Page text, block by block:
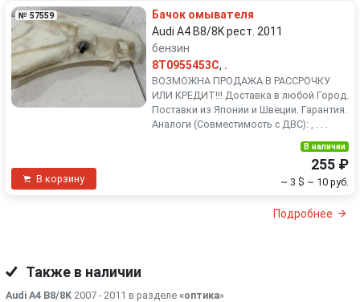
№ 57559
Бачок омывателя
Audi A4 B8/8K рест. 2011
бензин
8T0955453C, .
ВОЗМОЖНА ПРОДАЖА В РАССРОЧКУ
ИЛИ КРЕДИТ!!! Доставка в любой Город.
Поставки из Японии и Швеции. Гарантия.
Аналоги (Совместимость с ДВС): , . . .
В корзину
В наличии
255 ₽
~ 3 $ ~ 10 руб.
Подробнее
Также в наличии
Audi A4 B8/8K 2007 - 2011 в разделе «оптика»